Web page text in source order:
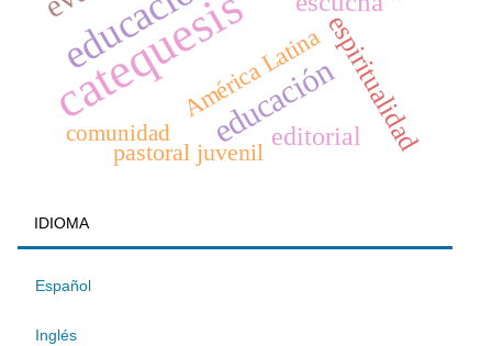
catequesiseducaciónespiritualidad
editorial
pastoral juvenil
América Latina
comunidad
IDIOMA
Español
Inglés